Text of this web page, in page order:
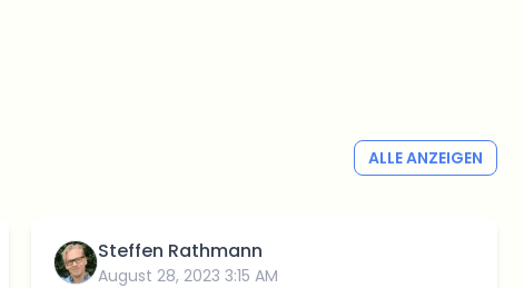
ALLE ANZEIGEN
Steffen Rathmann
August 28, 2023 3:15 AM